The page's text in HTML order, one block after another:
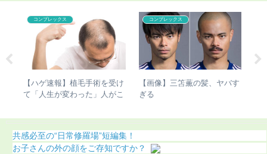
コンプレックス
【ハゲ速報】植毛手術を受け
て「人生が変わった」人がこ
コンプレックス
【画像】三笘薫の髪、ヤバす
ぎる
共感必至の“日常修羅場”短編集！
お子さんの外の顔をご存知ですか？